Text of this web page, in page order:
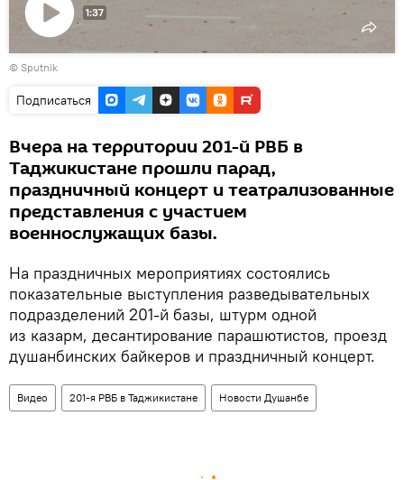
Воспроизвести
видео
1:37
© Sputnik
Подписаться
Вчера на территории 201-й РВБ в
Таджикистане прошли парад,
праздничный концерт и театрализованные
представления с участием
военнослужащих базы.
На праздничных мероприятиях состоялись
показательные выступления разведывательных
подразделений 201-й базы, штурм одной
из казарм, десантирование парашютистов, проезд
душанбинских байкеров и праздничный концерт.
Видео 201-я РВБ в Таджикистане Новости Душанбе